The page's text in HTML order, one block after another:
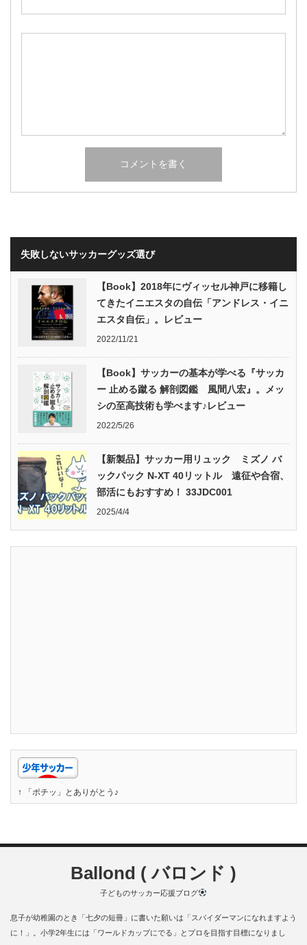
失敗しないサッカーグッズ選び
【Book】2018年にヴィッセル神戸に移籍し
てきたイニエスタの自伝「アンドレス・イニ
エスタ自伝」。レビュー
2022/11/21
【Book】サッカーの基本が学べる『サッカ
ー 止める蹴る 解剖図鑑 風間八宏』。メッ
シの至高技術も学べます♪レビュー
2022/5/26
【新製品】サッカー用リュック ミズノ バ
ックパック N-XT 40リットル 遠征や合宿、
部活にもおすすめ！ 33JDC001
2025/4/4
↑ 「ポチッ」とありがとう♪
Ballond ( バロンド )
子どものサッカー応援ブログ
息子が幼稚園のとき「七夕の短冊」に書いた願いは「スパイダーマンになれますよう
に！」。小学2年生には「ワールドカップにでる」とプロを目指す目標になりまし